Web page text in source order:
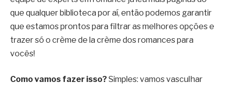
que qualquer biblioteca por aí, então podemos garantir
que estamos prontos para filtrar as melhores opções e
trazer só o crème de la crème dos romances para
vocês!
Como vamos fazer isso?Simples: vamos vasculhar